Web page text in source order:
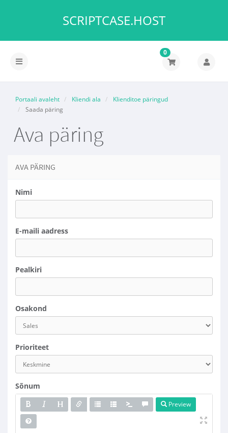
SCRIPTCASE.HOST
Lülitage
0
Portaali avaleht Kliendi ala
Klienditoe päringud
Saada päring
Ava päring
AVA PÄRING
Nimi
E-maili aadress
Pealkiri
Osakond
Prioriteet
Sõnum
Preview